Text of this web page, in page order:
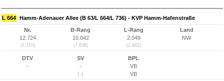
L 664 Hamm-Adenauer Allee (B 63/L 664/L 736) - KVP Hamm-Hafenstraße
Nr.
12.724
(7.215)
B-Rang
10.042
(7.638)
L-Rang
2.049
(1.462)
Land
NW
DTV
-
SV
-
(-)
BPL
VB
VB